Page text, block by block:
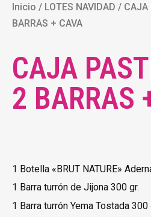
Inicio / LOTES NAVIDAD / CAJA
BARRAS + CAVA
CAJA
2 BARRAS
1 Botella «BRUT NATURE»
1 Barra turrón de Jijona 300 gr.
1 Barra turrón Yema Tostada 300